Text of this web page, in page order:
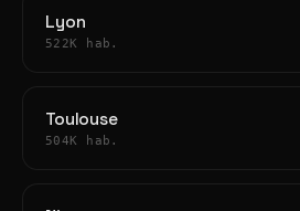
Lyon
522K hab.
Toulouse
504K hab.